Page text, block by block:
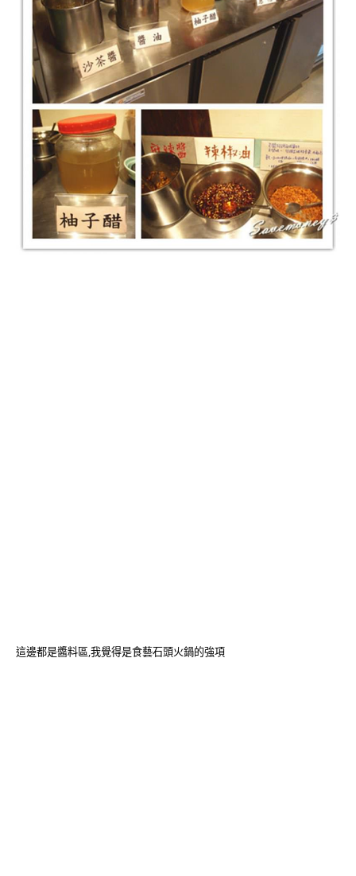
這邊都是醬料區,我覺得是食藝石頭火鍋的強項